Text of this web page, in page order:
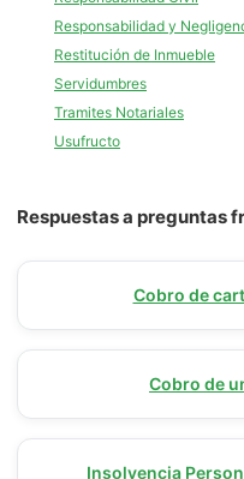
Responsabilidad y
Restitución de Inmueble
Servidumbres
Tramites Notariales
Usufructo
Respuestas a preguntas
Cobro de
Cobro de
Insolvencia